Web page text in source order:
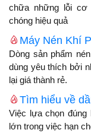
chữa những lỗi cơ
chóng hiệu quả
Máy Nén Khí
Dòng sản phẩm
dùng yêu thích bởi
lại giá thành rẻ.
Tìm hiểu về
Việc lựa chọn
lớn trong việc hạn